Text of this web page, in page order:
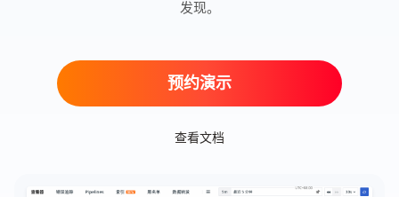
发现。
预约演示
查看文档